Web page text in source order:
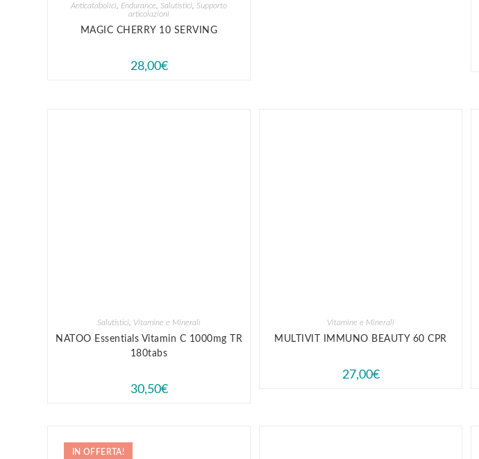
Anticatabolici Endurance Salutistici
Supporto
articolazioni
MAGIC CHERRY 10 SERVING
28,00€
Salutistici Vitamine e Minerali
NATOO Essentials Vitamin C 1000mg TR
180tabs
30,50€
Vitamine e Minerali
MULTIVIT IMMUNO BEAUTY 60 CPR
27,00€
IN OFFERTA!